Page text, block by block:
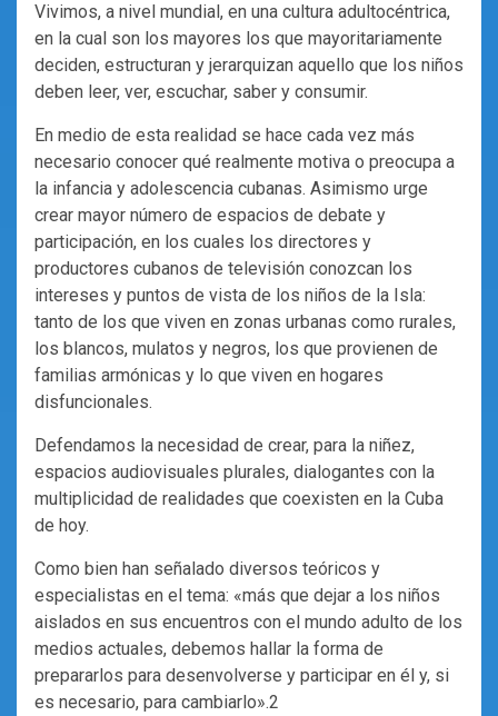
Vivimos, a nivel mundial, en una cultura adultocéntrica,
en la cual son los mayores los que mayoritariamente
deciden, estructuran y jerarquizan aquello que los niños
deben leer, ver, escuchar, saber y consumir.
En medio de esta realidad se hace cada vez más
necesario conocer qué realmente motiva o preocupa a
la infancia y adolescencia cubanas. Asimismo urge
crear mayor número de espacios de debate y
participación, en los cuales los directores y
productores cubanos de televisión conozcan los
intereses y puntos de vista de los niños de la Isla:
tanto de los que viven en zonas urbanas como rurales,
los blancos, mulatos y negros, los que provienen de
familias armónicas y lo que viven en hogares
disfuncionales.
Defendamos la necesidad de crear, para la niñez,
espacios audiovisuales plurales, dialogantes con la
multiplicidad de realidades que coexisten en la Cuba
de hoy.
Como bien han señalado diversos teóricos y
especialistas en el tema: «más que dejar a los niños
aislados en sus encuentros con el mundo adulto de los
medios actuales, debemos hallar la forma de
prepararlos para desenvolverse y participar en él y, si
es necesario, para cambiarlo».2